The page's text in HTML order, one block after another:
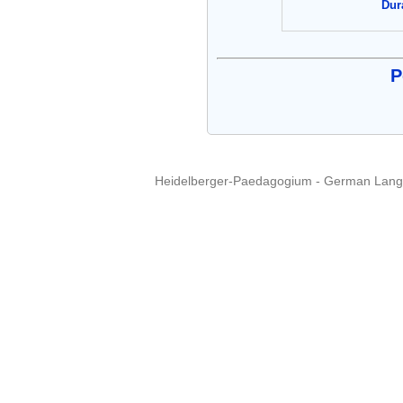
Heidelberger-Paedagogium - German